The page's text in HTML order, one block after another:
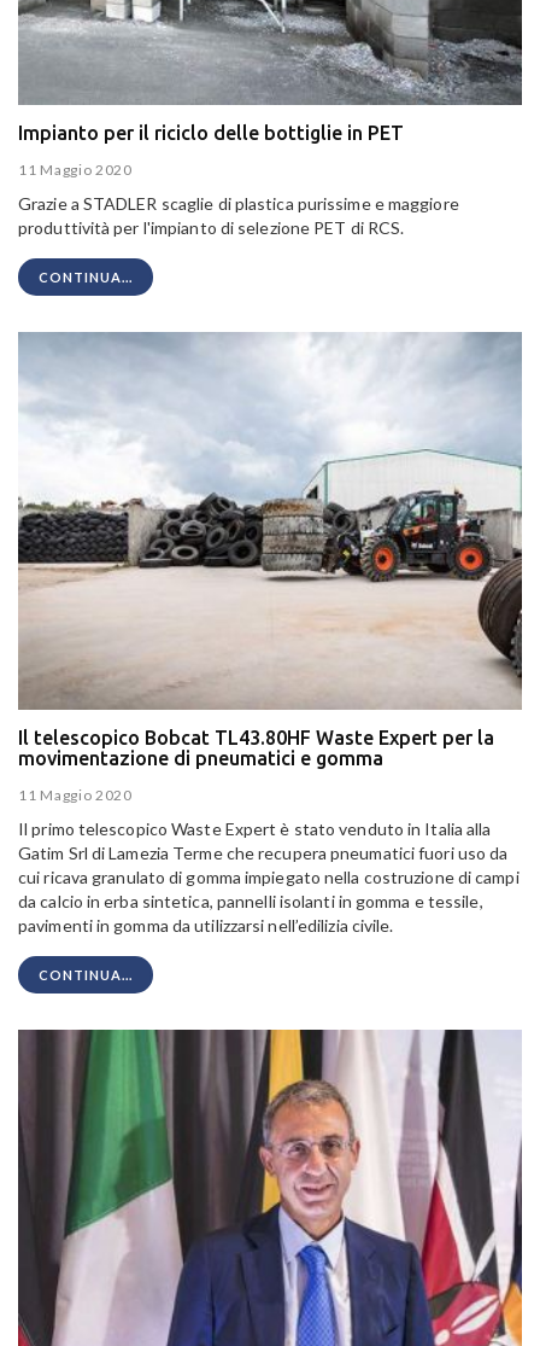
Impianto per il riciclo delle bottiglie in PET
11 Maggio 2020
Grazie a STADLER scaglie di plastica purissime e maggiore
produttività per l'impianto di selezione PET di RCS.
CONTINUA...
Il telescopico Bobcat TL43.80HF Waste Expert per la
movimentazione di pneumatici e gomma
11 Maggio 2020
Il primo telescopico Waste Expert è stato venduto in Italia alla
Gatim Srl di Lamezia Terme che recupera pneumatici fuori uso da
cui ricava granulato di gomma impiegato nella costruzione di campi
da calcio in erba sintetica, pannelli isolanti in gomma e tessile,
pavimenti in gomma da utilizzarsi nell’edilizia civile.
CONTINUA...